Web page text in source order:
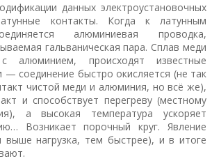
данных электроустановочных
контакты. Когда к латунным
алюминиевая проводка,
гальваническая пара. Сплав меди
с алюминием, происходят известные
— соединение быстро окисляется (не так
чистой меди и алюминия, но всё же),
и способствует перегреву (местному
а высокая температура ускоряет
Возникает порочный круг. Явление
выше нагрузка, тем быстрее), и в итоге